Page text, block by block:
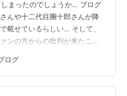
まったのでしょうか… ブログ
んや十二代目團十郎さんが降
載せているらしい… そして、
ンの方からの批判が来たこと
葉遣いもどんどん荒くなって
でブログ鬼更新されているみ
てずっとブログかいているの
ログ